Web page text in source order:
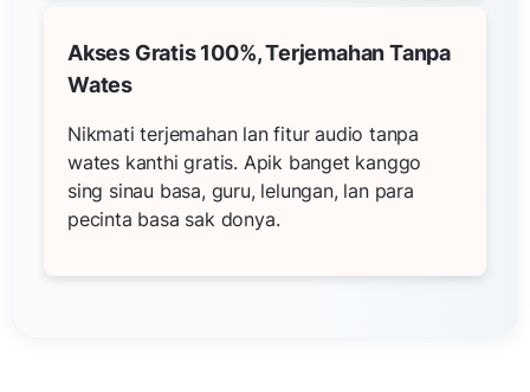
Akses Gratis 100%, Terjemahan Tanpa
Wates
Nikmati terjemahan lan fitur audio tanpa
wates kanthi gratis. Apik banget kanggo
sing sinau basa, guru, lelungan, lan para
pecinta basa sak donya.